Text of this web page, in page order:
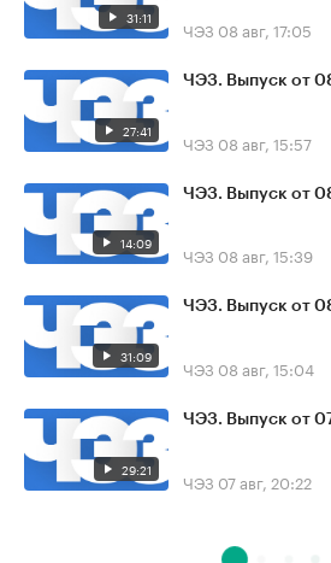
31:11 ЧЭЗ 08 авг, 17:05
27:41
ЧЭЗ. Выпуск от
ЧЭЗ 08 авг, 15:57
14:09
ЧЭЗ. Выпуск от
ЧЭЗ 08 авг, 15:39
31:09
ЧЭЗ. Выпуск от
ЧЭЗ 08 авг, 15:04
29:21
ЧЭЗ. Выпуск от
ЧЭЗ 07 авг, 20:22